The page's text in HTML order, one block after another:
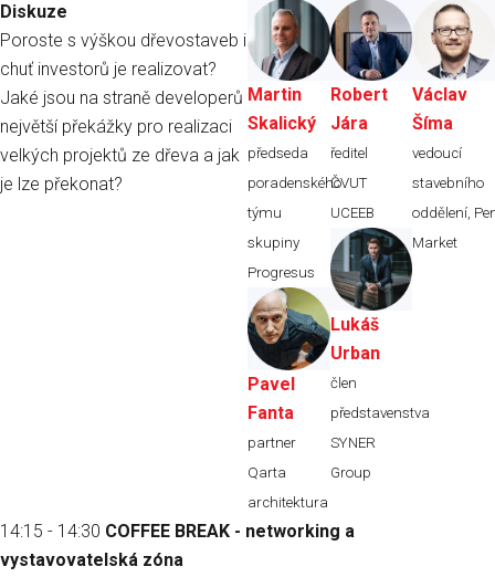
Diskuze
Poroste s výškou dřevostaveb i
chuť investorů je realizovat?
Jaké jsou na straně developerů
největší překážky pro realizaci
velkých projektů ze dřeva a jak
je lze překonat?
Martin
Skalický
předseda
poradenského
týmu
skupiny
Progresus
Pavel
Fanta
partner
Qarta
architektura
Robert
Jára
ředitel
ČVUT
UCEEB
Lukáš
Urban
člen
představenstva
SYNER
Group
Václav
Šíma
vedoucí
stavebního
oddělení,
Market
14:15 - 14:30 COFFEE BREAK - networking a
vystavovatelská zóna